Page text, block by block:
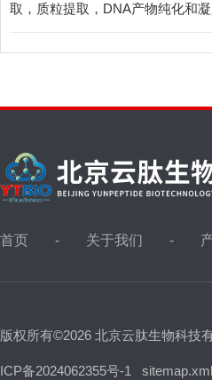
取，质粒提取，DNA产物纯化和
首页 关于我们
版权所有©2026 北京云肽生物科技
ICP备2024062355号-1 sitemap.xml